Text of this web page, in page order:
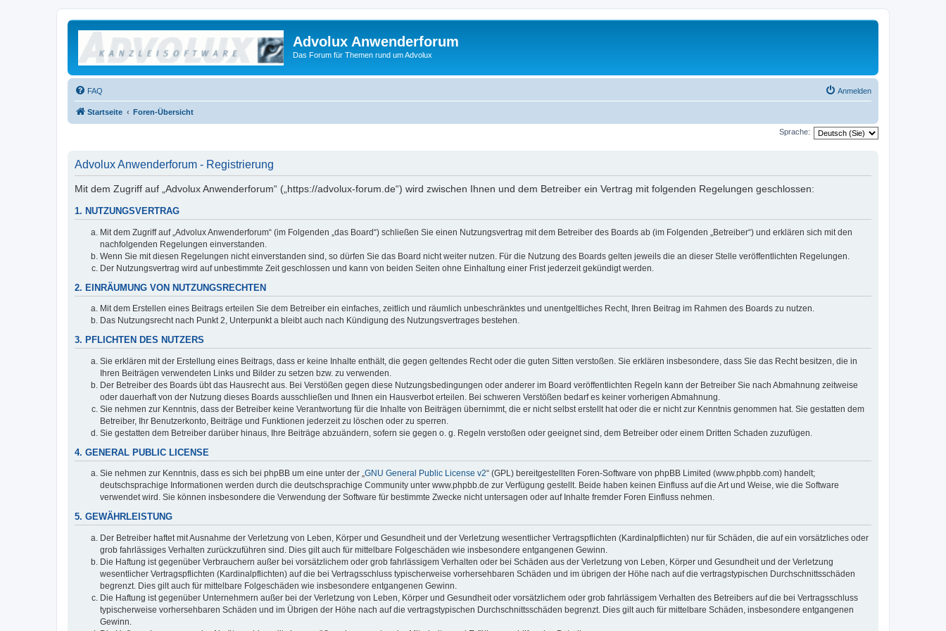
Advolux Anwenderforum
Das Forum für Themen rund um Advolux
FAQ Anmelden
Startseite Foren-Übersicht
Sprache:
Advolux Anwenderforum - Registrierung
Mit dem Zugriff auf „Advolux Anwenderforum“ („https://advolux-forum.de“) wird zwischen Ihnen und dem Betreiber ein Vertrag mit folgenden Regelungen geschlossen:
1. NUTZUNGSVERTRAG
Mit dem Zugriff auf „Advolux Anwenderforum“ (im Folgenden „das Board“) schließen Sie einen Nutzungsvertrag mit dem Betreiber des Boards ab (im Folgenden „Betreiber“) und erklären sich mit den
nachfolgenden Regelungen einverstanden.
Wenn Sie mit diesen Regelungen nicht einverstanden sind, so dürfen Sie das Board nicht weiter nutzen. Für die Nutzung des Boards gelten jeweils die an dieser Stelle veröffentlichten Regelungen.
Der Nutzungsvertrag wird auf unbestimmte Zeit geschlossen und kann von beiden Seiten ohne Einhaltung einer Frist jederzeit gekündigt werden.
2. EINRÄUMUNG VON NUTZUNGSRECHTEN
Mit dem Erstellen eines Beitrags erteilen Sie dem Betreiber ein einfaches, zeitlich und räumlich unbeschränktes und unentgeltliches Recht, Ihren Beitrag im Rahmen des Boards zu nutzen.
Das Nutzungsrecht nach Punkt 2, Unterpunkt a bleibt auch nach Kündigung des Nutzungsvertrages bestehen.
3. PFLICHTEN DES NUTZERS
Sie erklären mit der Erstellung eines Beitrags, dass er keine Inhalte enthält, die gegen geltendes Recht oder die guten Sitten verstoßen. Sie erklären insbesondere, dass Sie das Recht besitzen, die in
Ihren Beiträgen verwendeten Links und Bilder zu setzen bzw. zu verwenden.
Der Betreiber des Boards übt das Hausrecht aus. Bei Verstößen gegen diese Nutzungsbedingungen oder anderer im Board veröffentlichten Regeln kann der Betreiber Sie nach Abmahnung zeitweise
oder dauerhaft von der Nutzung dieses Boards ausschließen und Ihnen ein Hausverbot erteilen. Bei schweren Verstößen bedarf es keiner vorherigen Abmahnung.
Sie nehmen zur Kenntnis, dass der Betreiber keine Verantwortung für die Inhalte von Beiträgen übernimmt, die er nicht selbst erstellt hat oder die er nicht zur Kenntnis genommen hat. Sie gestatten dem
Betreiber, Ihr Benutzerkonto, Beiträge und Funktionen jederzeit zu löschen oder zu sperren.
Sie gestatten dem Betreiber darüber hinaus, Ihre Beiträge abzuändern, sofern sie gegen o. g. Regeln verstoßen oder geeignet sind, dem Betreiber oder einem Dritten Schaden zuzufügen.
4. GENERAL PUBLIC LICENSE
Sie nehmen zur Kenntnis, dass es sich bei phpBB um eine unter der „GNU General Public License v2“ (GPL) bereitgestellten Foren-Software von phpBB Limited (www.phpbb.com) handelt;
deutschsprachige Informationen werden durch die deutschsprachige Community unter www.phpbb.de zur Verfügung gestellt. Beide haben keinen Einfluss auf die Art und Weise, wie die Software
verwendet wird. Sie können insbesondere die Verwendung der Software für bestimmte Zwecke nicht untersagen oder auf Inhalte fremder Foren Einfluss nehmen.
5. GEWÄHRLEISTUNG
Der Betreiber haftet mit Ausnahme der Verletzung von Leben, Körper und Gesundheit und der Verletzung wesentlicher Vertragspflichten (Kardinalpflichten) nur für Schäden, die auf ein vorsätzliches oder
grob fahrlässiges Verhalten zurückzuführen sind. Dies gilt auch für mittelbare Folgeschäden wie insbesondere entgangenen Gewinn.
Die Haftung ist gegenüber Verbrauchern außer bei vorsätzlichem oder grob fahrlässigem Verhalten oder bei Schäden aus der Verletzung von Leben, Körper und Gesundheit und der Verletzung
wesentlicher Vertragspflichten (Kardinalpflichten) auf die bei Vertragsschluss typischerweise vorhersehbaren Schäden und im übrigen der Höhe nach auf die vertragstypischen Durchschnittsschäden
begrenzt. Dies gilt auch für mittelbare Folgeschäden wie insbesondere entgangenen Gewinn.
Die Haftung ist gegenüber Unternehmern außer bei der Verletzung von Leben, Körper und Gesundheit oder vorsätzlichem oder grob fahrlässigem Verhalten des Betreibers auf die bei Vertragsschluss
typischerweise vorhersehbaren Schäden und im Übrigen der Höhe nach auf die vertragstypischen Durchschnittsschäden begrenzt. Dies gilt auch für mittelbare Schäden, insbesondere entgangenen
Gewinn.